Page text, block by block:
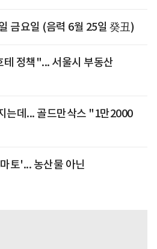
금요일 (음력 6월 25일 癸丑)
정책"... 서울시 부동산
는데... 골드만삭스 "1만2000
토'... 농산물 아닌